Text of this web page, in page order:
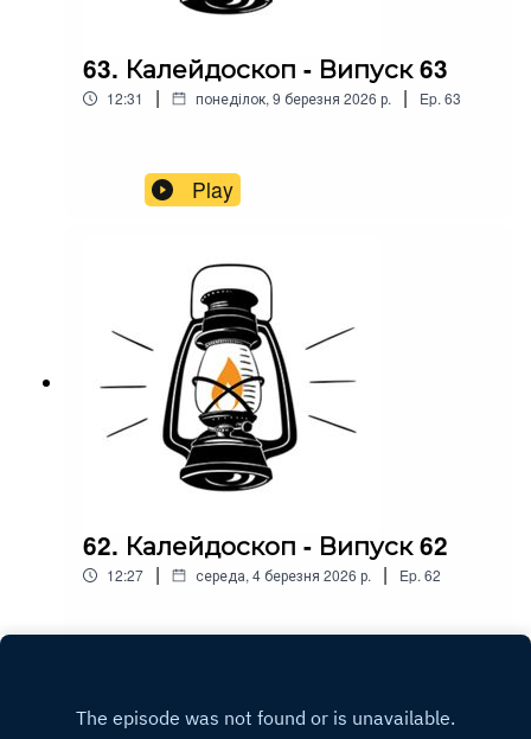
63. Калейдоскоп - Випуск 63
12:31 | понеділок, 9 березня 2026 р. | Ep. 63
Play
62. Калейдоскоп - Випуск 62
12:27 | середа, 4 березня 2026 р. | Ep. 62